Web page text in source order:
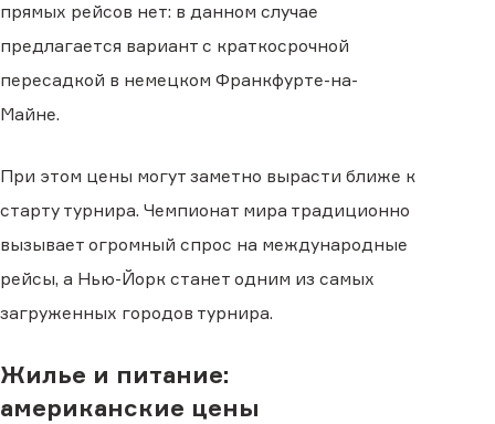
прямых рейсов нет: в данном случае
предлагается вариант с краткосрочной
пересадкой в немецком Франкфурте-на-
Майне.
При этом цены могут заметно вырасти ближе к
старту турнира. Чемпионат мира традиционно
вызывает огромный спрос на международные
рейсы, а Нью-Йорк станет одним из самых
загруженных городов турнира.
Жилье и питание:
американские цены